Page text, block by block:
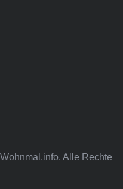
Alle Rechte